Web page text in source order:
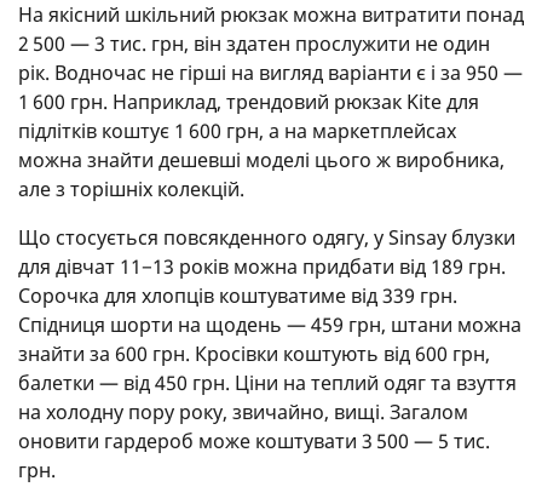
На якісний шкільний рюкзак можна витратити понад
2 500 — 3 тис. грн, він здатен прослужити не один
рік. Водночас не гірші на вигляд варіанти є і за 950 —
1 600 грн. Наприклад, трендовий рюкзак Kite для
підлітків коштує 1 600 грн, а на маркетплейсах
можна знайти дешевші моделі цього ж виробника,
але з торішніх колекцій.
Що стосується повсякденного одягу, у Sinsay блузки
для дівчат 11−13 років можна придбати від 189 грн.
Сорочка для хлопців коштуватиме від 339 грн.
Спідниця шорти на щодень — 459 грн, штани можна
знайти за 600 грн. Кросівки коштують від 600 грн,
балетки — від 450 грн. Ціни на теплий одяг та взуття
на холодну пору року, звичайно, вищі. Загалом
оновити гардероб може коштувати 3 500 — 5 тис.
грн.